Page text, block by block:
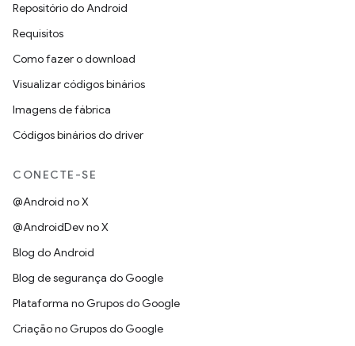
Repositório do Android
Requisitos
Como fazer o download
Visualizar códigos binários
Imagens de fábrica
Códigos binários do driver
CONECTE-SE
@Android no X
@AndroidDev no X
Blog do Android
Blog de segurança do Google
Plataforma no Grupos do Google
Criação no Grupos do Google